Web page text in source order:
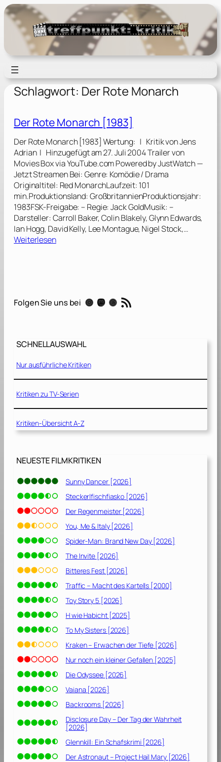
Zum
Inhalt
springen
Schlagwort: Der Rote Monarch
Der Rote Monarch [1983]
Der Rote Monarch [1983] Wertung: | Kritik von Jens
Adrian | Hinzugefügt am 27. Juli 2004 Trailer von
Movies Box via YouTube.com Powered by JustWatch —
Jetzt Streamen Bei: Genre: Komödie / Drama
Originaltitel: Red MonarchLaufzeit: 101
min.Produktionsland: GroßbritannienProduktionsjahr:
1983FSK-Freigabe: – Regie: Jack GoldMusik: –
Darsteller: Carroll Baker, Colin Blakely, Glynn Edwards,
Ian Hogg, David Kelly, Lee Montague, Nigel Stock,…
Weiterlesen:
t
n
r
c
h
9
8
]
Folgen Sie uns bei Instagram Mastodon Threads RSS-Feed
SCHNELLAUSWAHL
Nur ausführliche Kritiken
Kritiken zu TV-Serien
Kritiken-Übersicht A-Z
NEUESTE FILMKRITIKEN
Sunny Dancer [2026]
Steckerlfischfiasko [2026]
Der Regenmeister [2026]
You, Me & Italy [2026]
Spider-Man: Brand New Day [2026]
The Invite [2026]
Bitteres Fest [2026]
Traffic – Macht des Kartells [2000]
Toy Story 5 [2026]
H wie Habicht [2025]
To My Sisters [2026]
Kraken – Erwachen der Tiefe [2026]
Nur noch ein kleiner Gefallen [2025]
Die Odyssee [2026]
Vaiana [2026]
Backrooms [2026]
Disclosure Day – Der Tag der Wahrheit
[2026]
Glennkill: Ein Schafskrimi [2026]
Der Astronaut – Project Hail Mary [2026]